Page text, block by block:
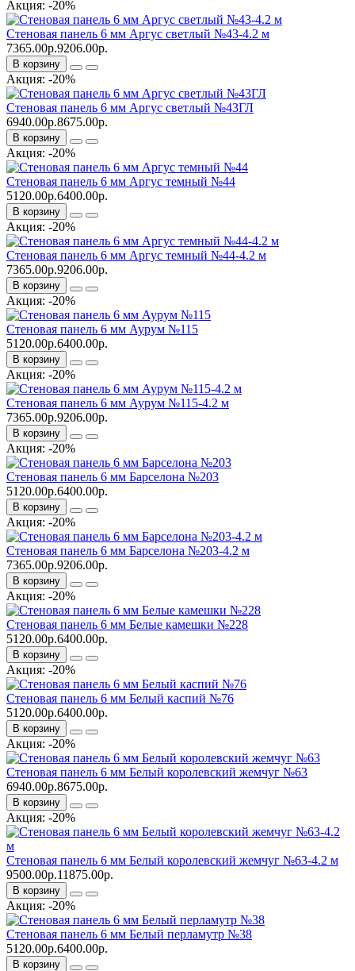
Акция: -20%
Стеновая панель 6 мм Аргус светлый №43-4.2 м
7365.00р.9206.00р.
В корзину
Акция: -20%
Стеновая панель 6 мм Аргус светлый №43ГЛ
6940.00р.8675.00р.
В корзину
Акция: -20%
Стеновая панель 6 мм Аргус темный №44
5120.00р.6400.00р.
В корзину
Акция: -20%
Стеновая панель 6 мм Аргус темный №44-4.2 м
7365.00р.9206.00р.
В корзину
Акция: -20%
Стеновая панель 6 мм Аурум №115
5120.00р.6400.00р.
В корзину
Акция: -20%
Стеновая панель 6 мм Аурум №115-4.2 м
7365.00р.9206.00р.
В корзину
Акция: -20%
Стеновая панель 6 мм Барселона №203
5120.00р.6400.00р.
В корзину
Акция: -20%
Стеновая панель 6 мм Барселона №203-4.2 м
7365.00р.9206.00р.
В корзину
Акция: -20%
Стеновая панель 6 мм Белые камешки №228
5120.00р.6400.00р.
В корзину
Акция: -20%
Стеновая панель 6 мм Белый каспий №76
5120.00р.6400.00р.
В корзину
Акция: -20%
Стеновая панель 6 мм Белый королевский жемчуг №63
6940.00р.8675.00р.
В корзину
Акция: -20%
Стеновая панель 6 мм Белый королевский жемчуг №63-4.2 м
9500.00р.11875.00р.
В корзину
Акция: -20%
Стеновая панель 6 мм Белый перламутр №38
5120.00р.6400.00р.
В корзину